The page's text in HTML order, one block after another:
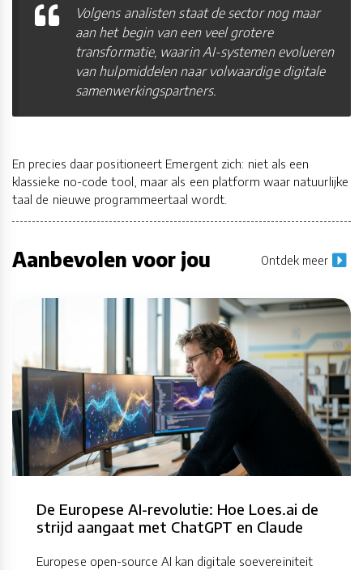
Volgens analisten staat de sector nog maar
aan het begin van een veel grotere
transformatie, waarin AI-systemen evolueren
van hulpmiddelen naar volwaardige digitale
samenwerkingspartners.
En precies daar positioneert Emergent zich: niet als een
klassieke no-code tool, maar als een platform waar natuurlijke
taal de nieuwe programmeertaal wordt.
Aanbevolen voor jou Ontdek meer
De Europese AI-revolutie: Hoe Loes.ai de
strijd aangaat met ChatGPT en Claude
Europese open-source AI kan digitale soevereiniteit